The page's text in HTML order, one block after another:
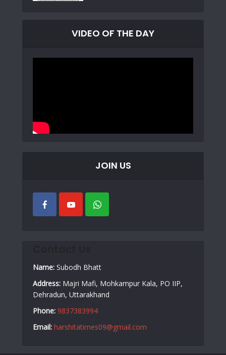
VIDEO OF THE DAY
JOIN US
Name: Subodh Bhatt
Address: Majri Mafi, Mohkampur Kala, PO IIP,
Dehradun, Uttarakhand
Phone: 9837383994
Email: harshitatimes09@gmail.com